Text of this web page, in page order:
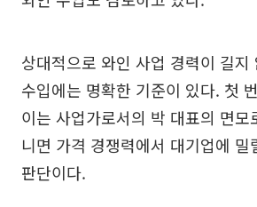
상대적으로 와인 사업 경력이 길지
수입에는 명확한 기준이 있다. 첫
이는 사업가로서의 박 대표의 면
니면 가격 경쟁력에서 대기업에 밀
판단이다.